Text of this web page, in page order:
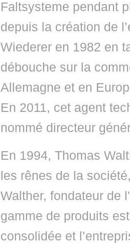
Faltsysteme pendant
depuis la création de
Wiederer en 1982 en
débouche sur la
Allemagne et en
En 2011, cet agent
nommé directeur
En 1994, Thomas
les rênes de la
Walther, fondateur de
gamme de produits
consolidée et